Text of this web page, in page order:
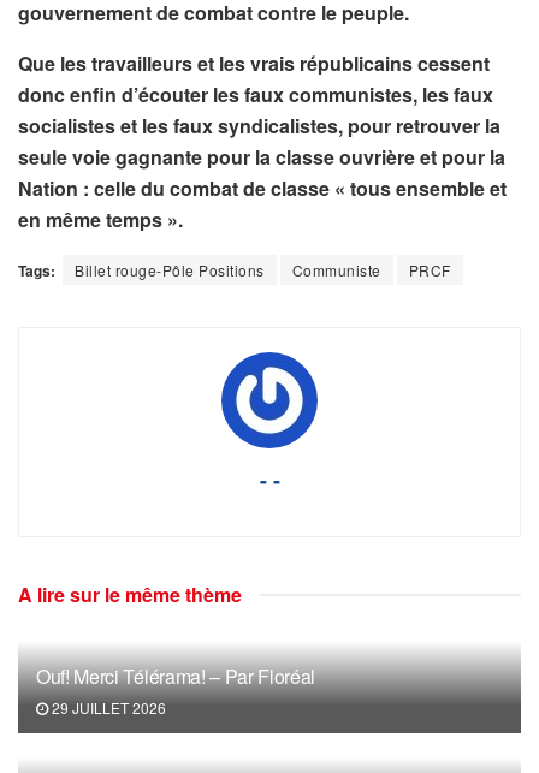
gouvernement de combat contre le peuple.
Que les travailleurs et les vrais républicains cessent
donc enfin d’écouter les faux communistes, les faux
socialistes et les faux syndicalistes, pour retrouver la
seule voie gagnante pour la classe ouvrière et pour la
Nation : celle du combat de classe « tous ensemble et
en même temps ».
Tags: Billet rouge-Pôle Positions Communiste PRCF
- -
A lire sur le même thème
Ouf! Merci Télérama! – Par Floréal
29 JUILLET 2026